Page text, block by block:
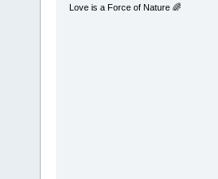
Love is a Force of Nature 🌈